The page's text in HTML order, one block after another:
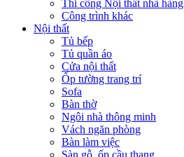
Thi công Nội thất nhà hàng
Công trình khác
Nội thất
Tủ bếp
Tủ quần áo
Cửa nội thất
Ốp tường trang trí
Sofa
Bàn thờ
Ngôi nhà thông minh
Vách ngăn phòng
Bàn làm việc